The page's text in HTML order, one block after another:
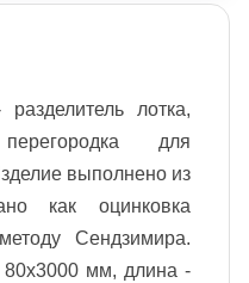
лотка,
для
выполнено из
как оцинковка
Сендзимира.
80х3000 мм, длина -